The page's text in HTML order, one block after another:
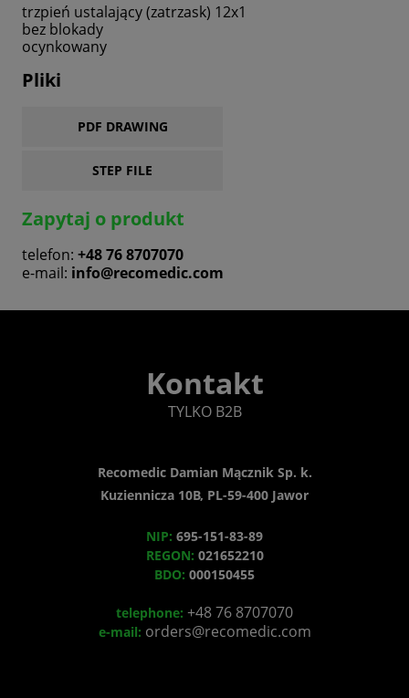
trzpień ustalający (zatrzask) 12x1
bez blokady
ocynkowany
Pliki
PDF DRAWING
STEP FILE
Zapytaj o produkt
telefon: +48 76 8707070
e-mail: info@recomedic.com
Kontakt
TYLKO B2B
Recomedic Damian Mącznik Sp. k.
Kuziennicza 10B, PL-59-400 Jawor
NIP: 695-151-83-89
REGON: 021652210
BDO: 000150455
telephone: +48 76 8707070
e-mail: orders@recomedic.com